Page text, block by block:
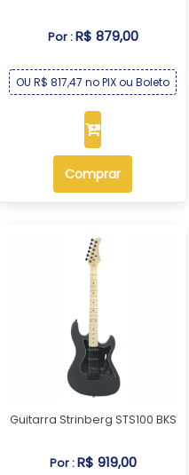
Por :R$ 879,00
OU R$ 817,47 no PIX ou Boleto
Comprar
Guitarra Strinberg STS100 BKS
Por :R$ 919,00